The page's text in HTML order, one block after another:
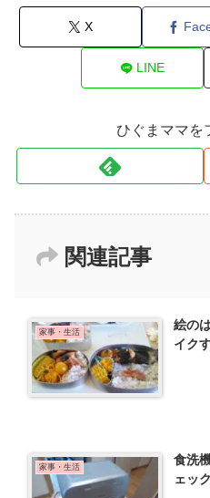
X
LINE
ひぐまママを
関連記事
家事・生活
絵の
イク
家事・生活
食洗
ェッ